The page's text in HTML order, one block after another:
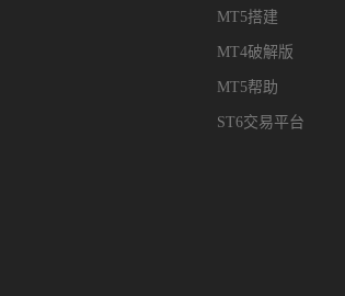
MT5搭建
MT4破解版
MT5帮助
ST6交易平台